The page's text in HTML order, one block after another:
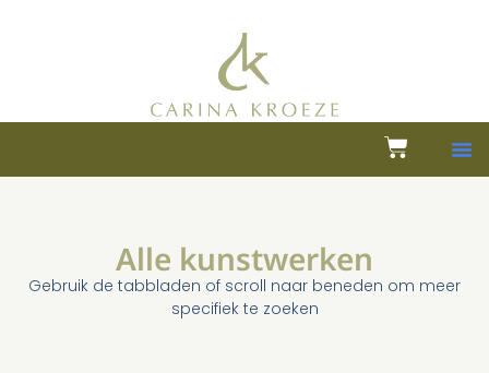
Alle kunstwerken
Gebruik de tabbladen of scroll naar beneden om meer
specifiek te zoeken